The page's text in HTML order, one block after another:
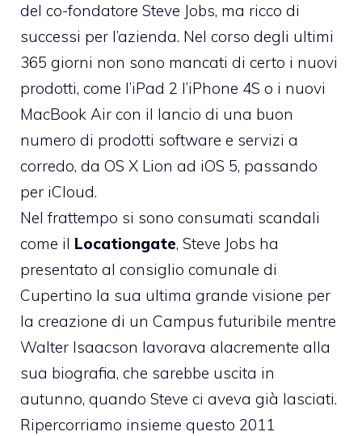
del co-fondatore Steve Jobs, ma ricco di
successi per l’azienda. Nel corso degli ultimi
365 giorni non sono mancati di certo i nuovi
prodotti, come l’iPad 2 l’iPhone 4S o i nuovi
MacBook Air con il lancio di una buon
numero di prodotti software e servizi a
corredo, da OS X Lion ad iOS 5, passando
per iCloud.
Nel frattempo si sono consumati scandali
come il Locationgate, Steve Jobs ha
presentato al consiglio comunale di
Cupertino la sua ultima grande visione per
la creazione di un Campus futuribile mentre
Walter Isaacson lavorava alacremente alla
sua biografia, che sarebbe uscita in
autunno, quando Steve ci aveva già lasciati.
Ripercorriamo insieme questo 2011